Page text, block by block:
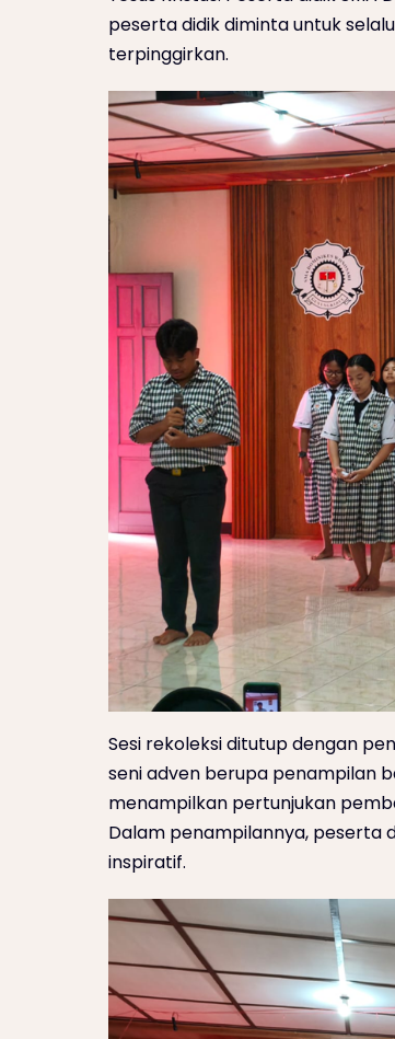
peserta didik diminta untuk
terpinggirkan.
Sesi rekoleksi ditutup dengan
seni adven berupa penampilan
menampilkan pertunjukan
Dalam penampilannya, peserta
inspiratif.